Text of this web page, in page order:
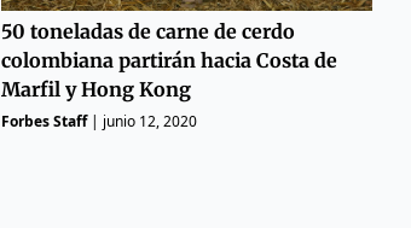
50 toneladas de carne de cerdo
colombiana partirán hacia Costa de
Marfil y Hong Kong
Forbes Staff| junio 12, 2020